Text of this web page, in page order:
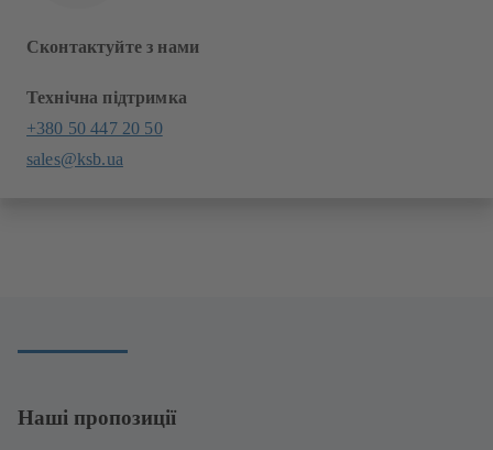
Сконтактуйте з нами
Технічна підтримка
+380 50 447 20 50
sales@ksb.ua
Наші пропозиції